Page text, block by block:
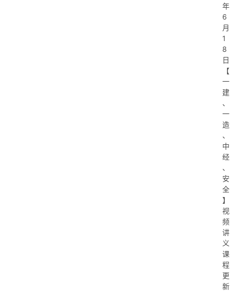
年
6
月
1
8
日
【
一
建
、
一
造
、
中
经
、
安
全
】
视
频
讲
义
课
程
更
新